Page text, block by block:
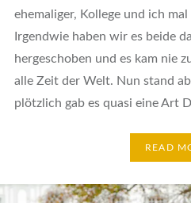
ehemaliger, Kollege und ich
Irgendwie haben wir es beide
hergeschoben und es kam nie
alle Zeit der Welt. Nun stand
plötzlich gab es quasi eine Art
READ